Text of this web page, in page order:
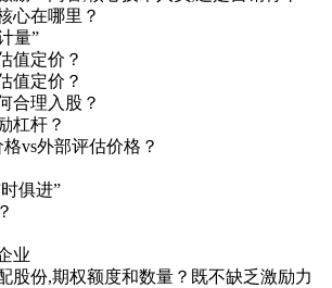
心在哪里？
量”
值定价？
值定价？
合理入股？
杠杆？
vs外部评估价格？
俱进”
业
股份,期权额度和数量？既不缺乏激励力